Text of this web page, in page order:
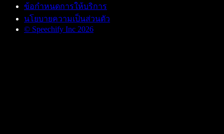
ข้อกำหนดการให้บริการ
นโยบายความเป็นส่วนตัว
© Speechify Inc 2026